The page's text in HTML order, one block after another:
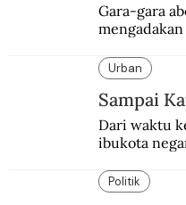
Gara-gara
Urban
Sampai
Dari waktu
ibukota
Politik